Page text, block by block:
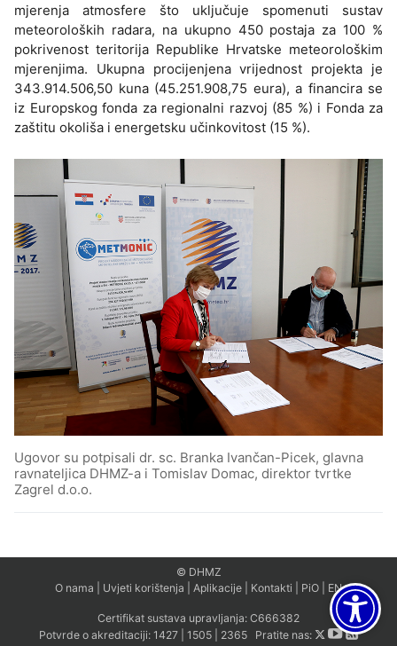
mjerenja atmosfere što uključuje spomenuti sustav
meteoroloških radara, na ukupno 450 postaja za 100 %
pokrivenost teritorija Republike Hrvatske meteorološkim
mjerenjima. Ukupna procijenjena vrijednost projekta je
343.914.506,50 kuna (45.251.908,75 eura), a financira se
iz Europskog fonda za regionalni razvoj (85 %) i Fonda za
zaštitu okoliša i energetsku učinkovitost (15 %).
Ugovor su potpisali dr. sc. Branka Ivančan-Picek, glavna
ravnateljica DHMZ-a i Tomislav Domac, direktor tvrtke
Zagrel d.o.o.
© DHMZ
O nama
Uvjeti korištenja Aplikacije Kontakti PiO EN
Certifikat sustava upravljanja: C666382
Potvrde o akreditaciji: 1427| 1505| 2365Pratite nas: